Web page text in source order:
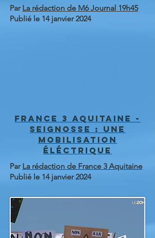
Par La rédaction de M6 Journal 19h45
Publié le 14 janvier 2024
FRANCE 3 AQUITAINE -
SEIGNOSSE : UNE
MOBILISATION
ÉLÉCTRIQUE
Par La rédaction de France 3 Aquitaine
Publié le 14 janvier 2024